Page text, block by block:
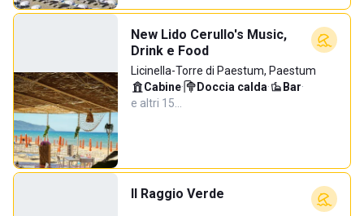
New Lido Cerullo's Music,
Drink e Food
Licinella-Torre di Paestum, Paestum
Cabine· Doccia calda· Bar·
e altri 15…
Il Raggio Verde